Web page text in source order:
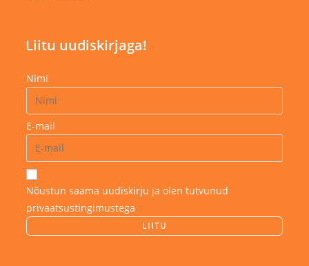
Liitu uudiskirjaga!
Nimi
E-mail
Nõustun saama uudiskirju ja olen tutvunud
privaatsustingimustega